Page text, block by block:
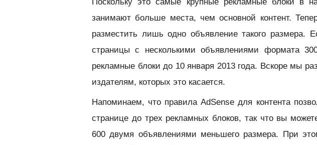
занимают больше места, чем основной контент.
разместить лишь одно объявление такого размера.
страницы с несколькими объявлениями формата
рекламные блоки до 10 января 2013 года. Вскоре мы
издателям, которых это касается.
Напоминаем, что правила AdSense для контента
странице до трех рекламных блоков, так что вы
600 двумя объявлениями меньшего размера. При